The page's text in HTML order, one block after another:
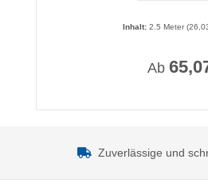
Inhalt: 2.5 Meter
Ab
Zuverlässige und